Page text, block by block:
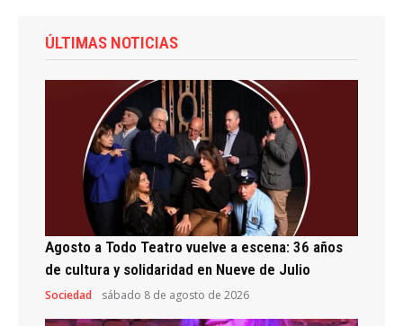
ÚLTIMAS NOTICIAS
Agosto a Todo Teatro vuelve a escena: 36 años
de cultura y solidaridad en Nueve de Julio
Sociedad sábado 8 de agosto de 2026